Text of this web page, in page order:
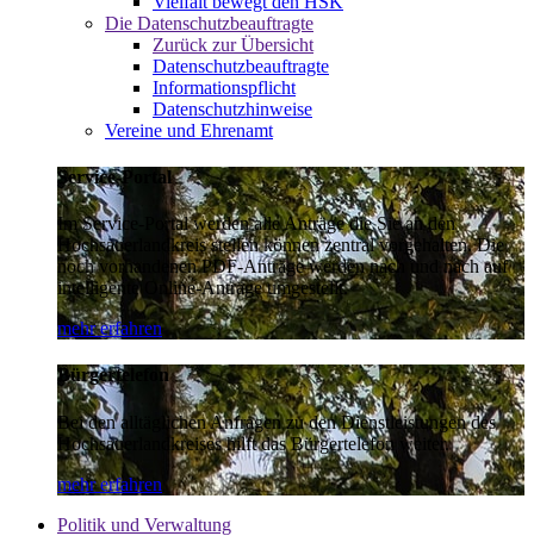
Die Datenschutzbeauftragte
Zurück zur Übersicht
Datenschutzbeauftragte
Informationspflicht
Datenschutzhinweise
Vereine und Ehrenamt
Service-Portal
Im Service-Portal werden alle Anträge die Sie an den
Hochsauerlandkreis stellen können zentral vorgehalten. Die
noch vorhandenen PDF-Anträge werden nach und nach auf
intelligente Online-Anträge umgestellt.
mehr erfahren
Bürgertelefon
Bei den alltäglichen Anfragen zu den Dienstleistungen des
Hochsauerlandkreises hilft das Bürgertelefon weiter.
mehr erfahren
Politik und Verwaltung